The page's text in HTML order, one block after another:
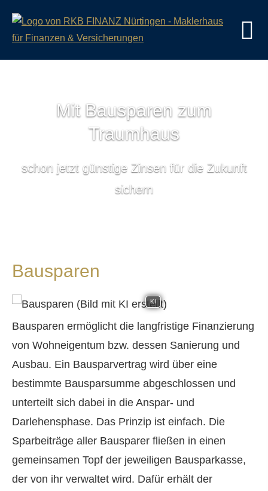
Mit Bausparen zum
Traumhaus
schon jetzt günstige Zinsen für die Zukunft
sichern
Bausparen
KI
Bausparen ermöglicht die langfristige Finanzierung
von Wohneigentum bzw. dessen Sanierung und
Ausbau. Ein Bausparvertrag wird über eine
bestimmte Bausparsumme abgeschlossen und
unterteilt sich dabei in die Anspar- und
Darlehensphase. Das Prinzip ist einfach. Die
Sparbeiträge aller Bausparer fließen in einen
gemeinsamen Topf der jeweiligen Bausparkasse,
der von ihr verwaltet wird. Dafür erhält der